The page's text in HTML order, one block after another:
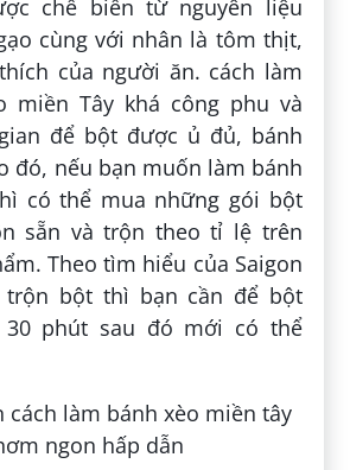
chế biến từ nguyên liệu
cùng với nhân là tôm thịt,
của người ăn. cách làm
miền Tây khá công phu và
để bột được ủ đủ, bánh
đó, nếu bạn muốn làm bánh
có thể mua những gói bột
sẵn và trộn theo tỉ lệ trên
Theo tìm hiểu của Saigon
trộn bột thì bạn cần để bột
30 phút sau đó mới có thể